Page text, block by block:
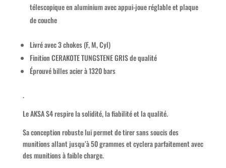
télescopique en aluminium avec appui-joue réglable et plaque
de couche
Livré avec 3 chokes (F, M, Cyl)
Finition CERAKOTE TUNGSTENE GRIS de qualité
Éprouvé billes acier à 1320 bars
.
Le AKSA S4 respire la solidité, la fiabilité et la qualité.
Sa conception robuste lui permet de tirer sans soucis des
munitions allant jusqu’à 50 grammes et cyclera parfaitement avec
des munitions à faible charge.